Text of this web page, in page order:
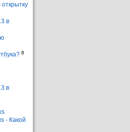
в
8
в
- Какой